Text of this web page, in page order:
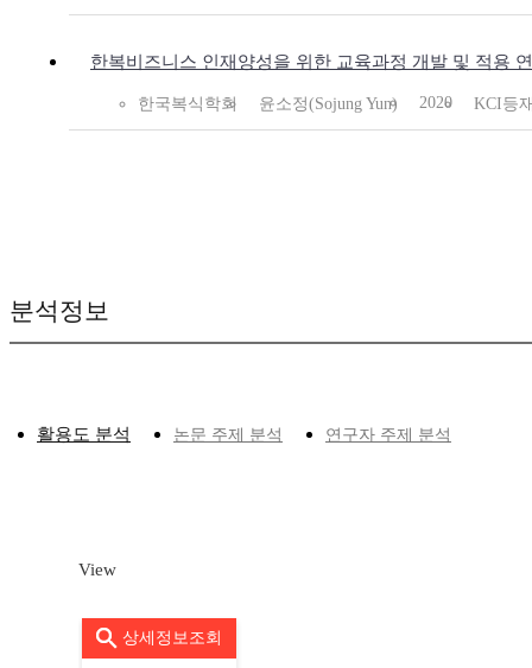
한복비즈니스 인재양성을 위한 교육과정 개발 및 적용
한국복식학회 윤소정(Sojung Yun) 2020 KCI등
분석정보
활용도 분석 논문 주제 분석 연구자 주제 분석
View
상세정보조회